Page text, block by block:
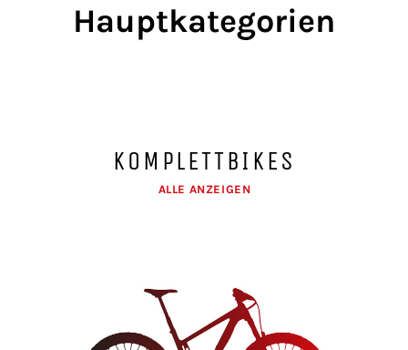
Hauptkategorien
KOMPLETTBIKES
ALLE ANZEIGEN